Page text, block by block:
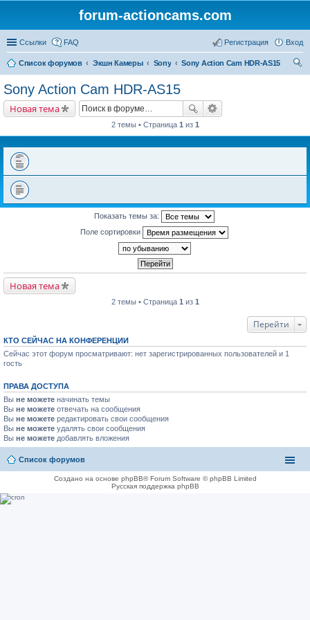
forum-actioncams.com
Ссылки FAQ Вход
Регистрация
Список форумов Экшн Камеры Sony
Sony Action Cam HDR-AS15
Sony Action Cam HDR-AS15
Новая тема
2 темы • Страница 1 из 1
Показать темы за:
Поле сортировки
Новая тема
2 темы • Страница 1 из 1
Перейти
КТО СЕЙЧАС НА КОНФЕРЕНЦИИ
Сейчас этот форум просматривают: нет зарегистрированных пользователей и 1
гость
ПРАВА ДОСТУПА
Вы не можете начинать темы
Вы не можете отвечать на сообщения
Вы не можете редактировать свои сообщения
Вы не можете удалять свои сообщения
Вы не можете добавлять вложения
Список форумов
Создано на основе phpBB® Forum Software © phpBB Limited
Русская поддержка phpBB